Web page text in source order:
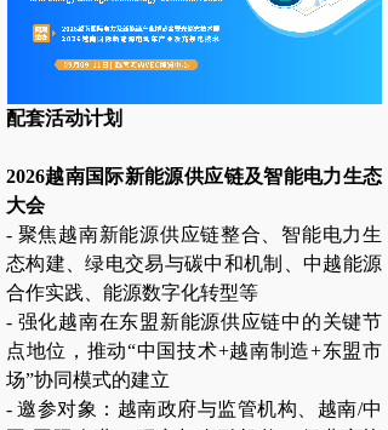
配套活动计划
2026越南国际新能源供应链及智能电力生态
大会
- 聚焦越南新能源供应链整合、智能电力生
态构建、绿电交易与碳中和机制、中越能源
合作实践、能源数字化转型等
- 强化越南在东盟新能源供应链中的关键节
点地位，推动“中国技术+越南制造+东盟市
场”协同模式的建立
- 邀参对象：越南政府与监管机构、越南/中